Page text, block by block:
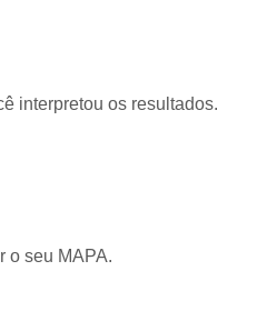
interpretou os resultados.
o seu MAPA.